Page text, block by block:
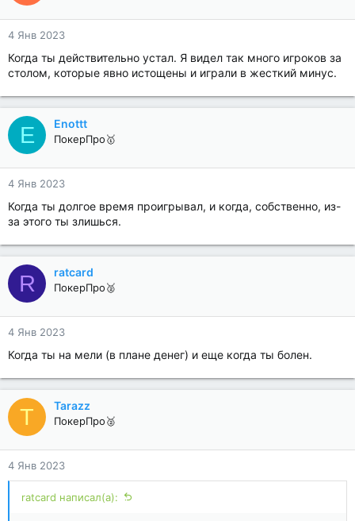
4 Янв 2023
Когда ты действительно устал. Я видел так много игроков за
столом, которые явно истощены и играли в жесткий минус.
E Enottt
ПокерПро🥇
4 Янв 2023
Когда ты долгое время проигрывал, и когда, собственно, из-
за этого ты злишься.
R ratcard
ПокерПро🥈
4 Янв 2023
Когда ты на мели (в плане денег) и еще когда ты болен.
T Tarazz
ПокерПро🥈
4 Янв 2023
ratcard написал(а):